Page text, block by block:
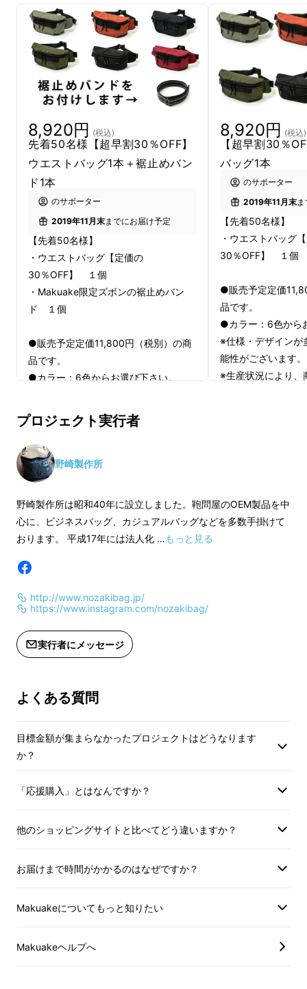
を忘れて来てしまった！」
「ウエストバッグは自転車に乗る時などコンパ
クトで使い勝手はいいけれど、細かな物を収納
するポケットが無いのが不満...」
サイクリングが趣味の弊社代表が自らの経験を
元に試行錯誤し、普段使いもチャリダーもご満
足頂けること間違いなしなウエストバッグを考
案！
きっと誰かに自慢したくなる、そんな鞄が誕生
しました！
8,920円 (税込)
先着50名様【超早割30％OFF】
ウエストバッグ1本＋裾止めバン
ド1本
のサポーター
2019年11月末までにお届け予定
【先着50名様】
・ウエストバッグ【定価の
30％OFF】 １個
・Makuake限定ズボンの裾止めバン
ド １個
●販売予定定価11,800円（税別）の商
品です。
●カラー：6色からお選び下さい。
能性がございます。
※生産状況により、商品のお届けが遅
れる可能性がございます。ご了承下さ
い。
8,920円 (税込)
【超早割30％
バッグ1本
のサポーター
2019年11月末
【先着50名様】
・ウエストバッグ
30％OFF】 １個
●販売予定定価
品です。
●カラー：6色から
※仕様・デザインが
能性がございます。
※生産状況により、
プロジェクト実行者
野崎製作所
野崎製作所は昭和40年に設立しました。鞄問屋のOEM製品を中
心に、ビジネスバッグ、カジュアルバッグなどを多数手掛けて
おります。 平成17年には法人化 …もっと見る
http://www.nozakibag.jp/
https://www.instagram.com/nozakibag/
実行者にメッセージ
よくある質問
目標金額が集まらなかったプロジェクトはどうなります
か？
「応援購入」とはなんですか？
他のショッピングサイトと比べてどう違いますか？
お届けまで時間がかかるのはなぜですか？
Makuakeについてもっと知りたい
Makuakeヘルプへ